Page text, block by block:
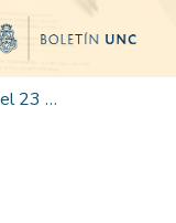
Edición 018/2025 del 23 de julio de 2025